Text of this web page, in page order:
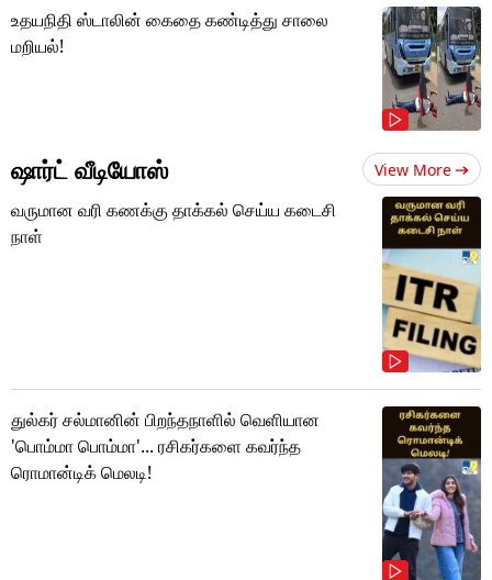
உதயநிதி ஸ்டாலின் கைதை கண்டித்து சாலை
மறியல்!
ஷார்ட் வீடியோஸ் View More
வருமான வரி கணக்கு தாக்கல் செய்ய கடைசி
நாள்
துல்கர் சல்மானின் பிறந்தநாளில் வெளியான
'பொம்மா பொம்மா'... ரசிகர்களை கவர்ந்த
ரொமான்டிக் மெலடி!